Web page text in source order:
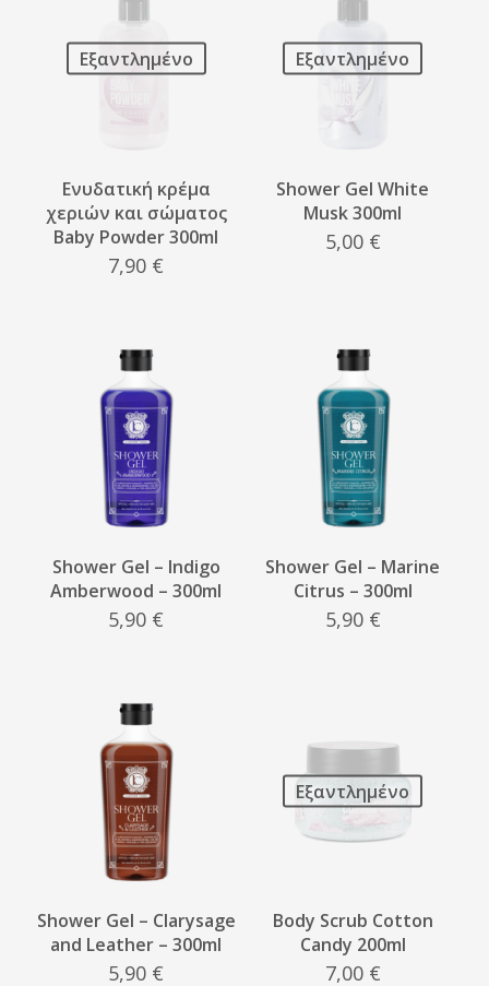
Εξαντλημένο
Ενυδατική κρέμα
χεριών και σώματος
Baby Powder 300ml
7,90 €
Εξαντλημένο
Shower Gel White
Musk 300ml
5,00 €
Shower Gel – Indigo
Amberwood – 300ml
5,90 €
Shower Gel – Marine
Citrus – 300ml
5,90 €
Shower Gel – Clarysage
and Leather – 300ml
5,90 €
Εξαντλημένο
Body Scrub Cotton
Candy 200ml
7,00 €